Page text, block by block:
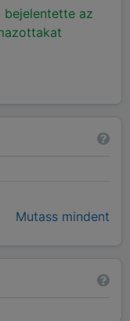
bejelentette az
Mutass mindent